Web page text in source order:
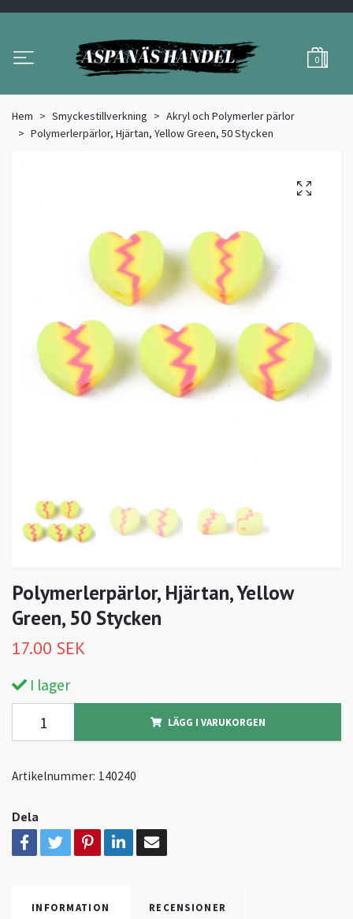
0
Hem Smyckestillverkning
Akryl och Polymerler pärlor
Polymerlerpärlor, Hjärtan, Yellow Green, 50 Stycken
Polymerlerpärlor, Hjärtan, Yellow
Green, 50 Stycken
17.00 SEK
I lager
LÄGG I VARUKORGEN
Artikelnummer: 140240
Dela
INFORMATION RECENSIONER